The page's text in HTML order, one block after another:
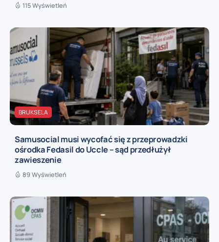
115 Wyświetleń
BRUKSELA
Samusocial musi wycofać się z przeprowadzki
ośrodka Fedasil do Uccle – sąd przedłużył
zawieszenie
89 Wyświetleń